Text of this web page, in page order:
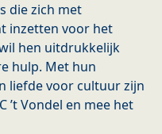
die zich met
inzetten voor het
hen uitdrukkelijk
hulp. Met hun
liefde voor cultuur zijn
’t Vondel en mee het